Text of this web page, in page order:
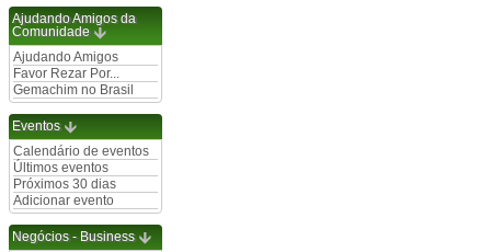
Ajudando Amigos da
Comunidade
Ajudando Amigos
Favor Rezar Por...
Gemachim no Brasil
Eventos
Calendário de eventos
Últimos eventos
Próximos 30 dias
Adicionar evento
Negócios - Business